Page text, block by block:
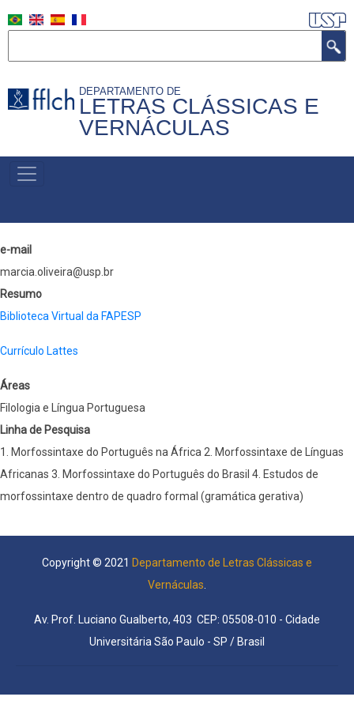
au
DEPARTAMENTO DE
LETRAS CLÁSSICAS E
VERNÁCULAS
MENU
e-mail
marcia.oliveira@usp.br
Resumo
Biblioteca Virtual da FAPESP
Currículo Lattes
Áreas
Filologia e Língua Portuguesa
Linha de Pesquisa
1. Morfossintaxe do Português na África 2. Morfossintaxe de Línguas
Africanas 3. Morfossintaxe do Português do Brasil 4. Estudos de
morfossintaxe dentro de quadro formal (gramática gerativa)
Copyright © 2021 Departamento de Letras Clássicas e
Vernáculas
Av. Prof. Luciano Gualberto, 403 CEP: 05508-010 - Cidade
Universitária São Paulo - SP / Brasil